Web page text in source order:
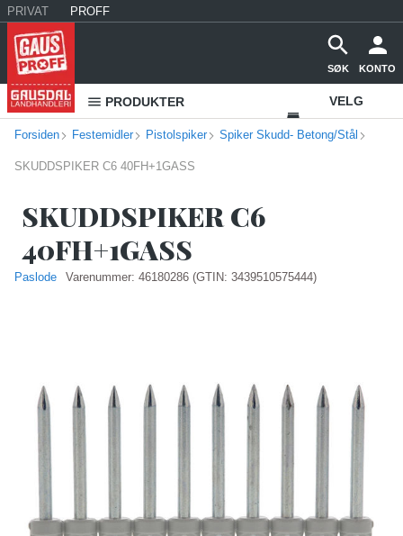
PRIVAT PROFF
SØK KONTO
PRODUKTER VELG
VAREHUS
Forsiden Festemidler Pistolspiker Spiker Skudd- Betong/Stål
SKUDDSPIKER C6 40FH+1GASS
SKUDDSPIKER C6
40FH+1GASS
Paslode Varenummer: 46180286 (GTIN: 3439510575444)